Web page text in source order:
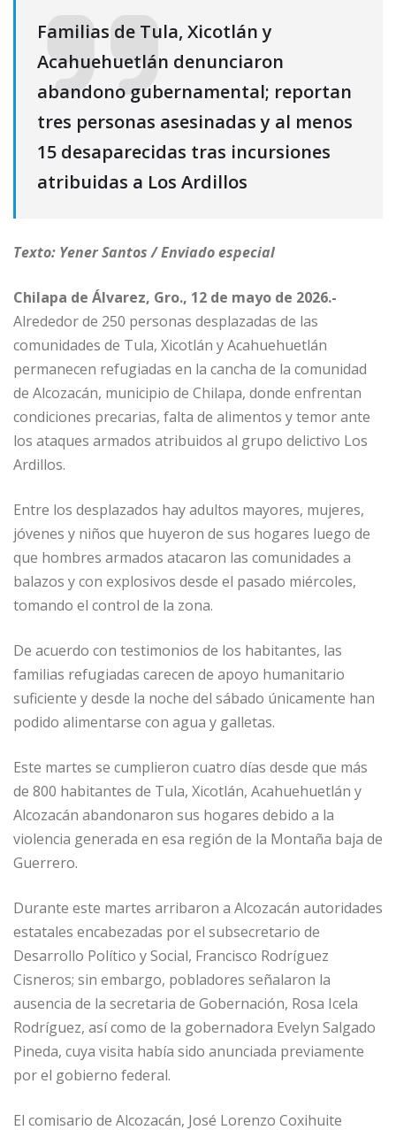
Familias de Tula, Xicotlán y
Acahuehuetlán denunciaron
abandono gubernamental; reportan
tres personas asesinadas y al menos
15 desaparecidas tras incursiones
atribuidas a Los Ardillos
Texto: Yener Santos / Enviado especial
Chilapa de Álvarez, Gro., 12 de mayo de 2026.-
Alrededor de 250 personas desplazadas de las
comunidades de Tula, Xicotlán y Acahuehuetlán
permanecen refugiadas en la cancha de la comunidad
de Alcozacán, municipio de Chilapa, donde enfrentan
condiciones precarias, falta de alimentos y temor ante
los ataques armados atribuidos al grupo delictivo Los
Ardillos.
Entre los desplazados hay adultos mayores, mujeres,
jóvenes y niños que huyeron de sus hogares luego de
que hombres armados atacaron las comunidades a
balazos y con explosivos desde el pasado miércoles,
tomando el control de la zona.
De acuerdo con testimonios de los habitantes, las
familias refugiadas carecen de apoyo humanitario
suficiente y desde la noche del sábado únicamente han
podido alimentarse con agua y galletas.
Este martes se cumplieron cuatro días desde que más
de 800 habitantes de Tula, Xicotlán, Acahuehuetlán y
Alcozacán abandonaron sus hogares debido a la
violencia generada en esa región de la Montaña baja de
Guerrero.
Durante este martes arribaron a Alcozacán autoridades
estatales encabezadas por el subsecretario de
Desarrollo Político y Social, Francisco Rodríguez
Cisneros; sin embargo, pobladores señalaron la
ausencia de la secretaria de Gobernación, Rosa Icela
Rodríguez, así como de la gobernadora Evelyn Salgado
Pineda, cuya visita había sido anunciada previamente
por el gobierno federal.
El comisario de Alcozacán, José Lorenzo Coxihuite